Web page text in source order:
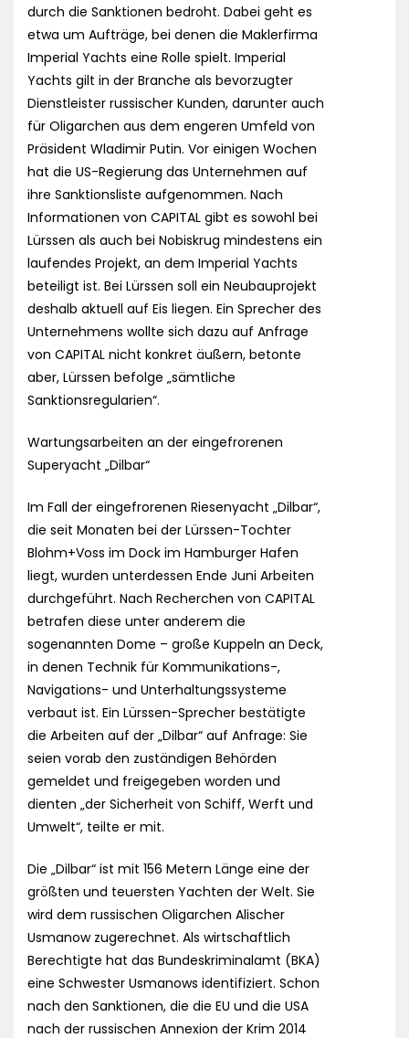
durch die Sanktionen bedroht. Dabei geht es
etwa um Aufträge, bei denen die Maklerfirma
Imperial Yachts eine Rolle spielt. Imperial
Yachts gilt in der Branche als bevorzugter
Dienstleister russischer Kunden, darunter auch
für Oligarchen aus dem engeren Umfeld von
Präsident Wladimir Putin. Vor einigen Wochen
hat die US-Regierung das Unternehmen auf
ihre Sanktionsliste aufgenommen. Nach
Informationen von CAPITAL gibt es sowohl bei
Lürssen als auch bei Nobiskrug mindestens ein
laufendes Projekt, an dem Imperial Yachts
beteiligt ist. Bei Lürssen soll ein Neubauprojekt
deshalb aktuell auf Eis liegen. Ein Sprecher des
Unternehmens wollte sich dazu auf Anfrage
von CAPITAL nicht konkret äußern, betonte
aber, Lürssen befolge „sämtliche
Sanktionsregularien“.
Wartungsarbeiten an der eingefrorenen
Superyacht „Dilbar“
Im Fall der eingefrorenen Riesenyacht „Dilbar“,
die seit Monaten bei der Lürssen-Tochter
Blohm+Voss im Dock im Hamburger Hafen
liegt, wurden unterdessen Ende Juni Arbeiten
durchgeführt. Nach Recherchen von CAPITAL
betrafen diese unter anderem die
sogenannten Dome – große Kuppeln an Deck,
in denen Technik für Kommunikations-,
Navigations- und Unterhaltungssysteme
verbaut ist. Ein Lürssen-Sprecher bestätigte
die Arbeiten auf der „Dilbar“ auf Anfrage: Sie
seien vorab den zuständigen Behörden
gemeldet und freigegeben worden und
dienten „der Sicherheit von Schiff, Werft und
Umwelt“, teilte er mit.
Die „Dilbar“ ist mit 156 Metern Länge eine der
größten und teuersten Yachten der Welt. Sie
wird dem russischen Oligarchen Alischer
Usmanow zugerechnet. Als wirtschaftlich
Berechtigte hat das Bundeskriminalamt (BKA)
eine Schwester Usmanows identifiziert. Schon
nach den Sanktionen, die die EU und die USA
nach der russischen Annexion der Krim 2014